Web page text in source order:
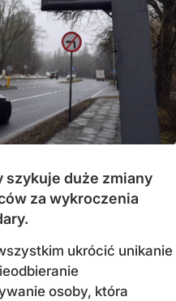
duże zmiany
za wykroczenia
ukrócić unikanie
osoby, która